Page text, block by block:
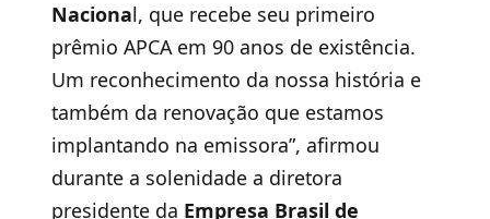
Nacional, que recebe seu primeiro
prêmio APCA em 90 anos de existência.
Um reconhecimento da nossa história e
também da renovação que estamos
implantando na emissora”, afirmou
durante a solenidade a diretora
presidente da Empresa Brasil de